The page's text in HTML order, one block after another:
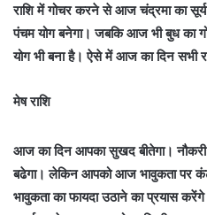
राशि में गोचर करने से आज चंद्रमा का
पंचम योग बनेगा। जबकि आज भी बुध का
योग भी बना है। ऐसे में आज का दिन सभी
मेष राशि
आज का दिन आपका सुखद बीतेगा।
बढेगा। लेकिन आपको आज भावुकता पर
भावुकता का फायदा उठाने का प्रयास